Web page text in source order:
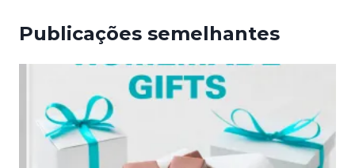
Publicações semelhantes